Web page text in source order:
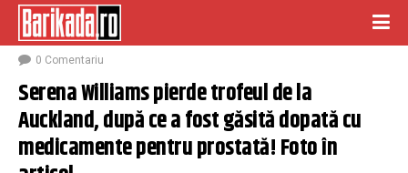
ianuarie 12, 2020
0 Comentariu
Serena Williams pierde trofeul de la
Auckland, după ce a fost găsită dopată cu
medicamente pentru prostată! Foto în